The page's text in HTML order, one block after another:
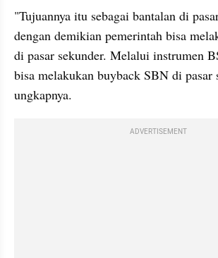
"Tujuannya itu sebagai bantalan di
dengan demikian pemerintah bisa
di pasar sekunder. Melalui instrumen
bisa melakukan buyback SBN di pasar
ungkapnya.
ADVERTISEMENT